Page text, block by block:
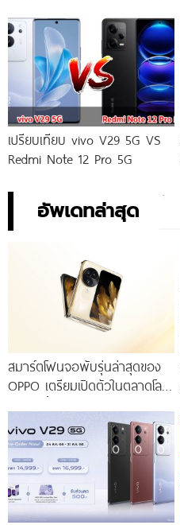
เปรียบเทียบ vivo V29 5G VS
Redmi Note 12 Pro 5G
อัพเดทล่าสุด
สมาร์ตโฟนจอพับรุ่นล่าสุดของ
OPPO เตรียมเปิดตัวในตลาดโลก